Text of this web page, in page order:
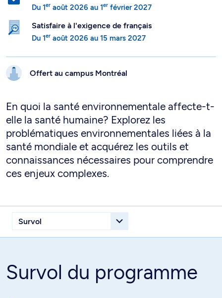
Du 1er août 2026 au 1er février 2027
Satisfaire à l'exigence de français
Du 1er août 2026 au 15 mars 2027
Offert au campus Montréal
En quoi la santé environnementale affecte-t-
elle la santé humaine? Explorez les
problématiques environnementales liées à la
santé mondiale et acquérez les outils et
connaissances nécessaires pour comprendre
ces enjeux complexes.
Survol du programme